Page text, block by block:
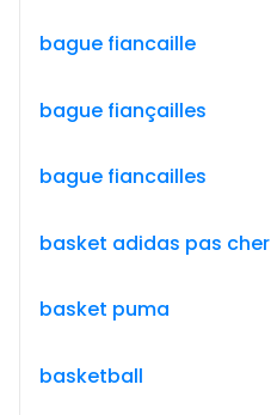
bague fiancaille
bague fiançailles
bague fiancailles
basket adidas pas cher
basket puma
basketball